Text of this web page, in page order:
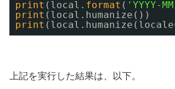
print (local. format ( 'YYYY-
print (local.humanize())
print (local.humanize(locale
上記を実行した結果は、以下。